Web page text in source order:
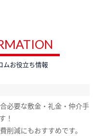
ムお役立ち情報
必要な敷金・礼金・仲介手
！
削減にもおすすめです。